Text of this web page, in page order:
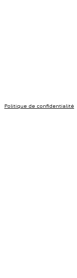
Politique de confidentialité